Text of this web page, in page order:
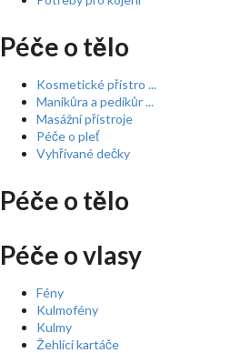
Péče o tělo
Kosmetické přístro ...
Manikůra a pedikůr ...
Masážní přístroje
Péče o pleť
Vyhřívané dečky
Péče o tělo
Péče o vlasy
Fény
Kulmofény
Kulmy
Žehlící kartáče